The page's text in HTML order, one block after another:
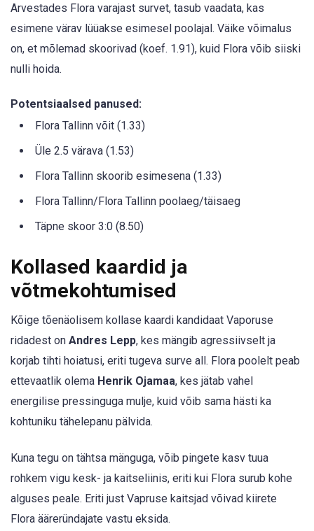
Arvestades Flora varajast survet, tasub vaadata, kas
esimene värav lüüakse esimesel poolajal. Väike võimalus
on, et mõlemad skoorivad (koef. 1.91), kuid Flora võib siiski
nulli hoida.
Potentsiaalsed panused:
Flora Tallinn võit (1.33)
Üle 2.5 värava (1.53)
Flora Tallinn skoorib esimesena (1.33)
Flora Tallinn/Flora Tallinn poolaeg/täisaeg
Täpne skoor 3:0 (8.50)
Kollased kaardid ja
võtmekohtumised
Kõige tõenäolisem kollase kaardi kandidaat Vaporuse
ridadest on Andres Lepp, kes mängib agressiivselt ja
korjab tihti hoiatusi, eriti tugeva surve all. Flora poolelt peab
ettevaatlik olema Henrik Ojamaa, kes jätab vahel
energilise pressinguga mulje, kuid võib sama hästi ka
kohtuniku tähelepanu pälvida.
Kuna tegu on tähtsa mänguga, võib pingete kasv tuua
rohkem vigu kesk- ja kaitseliinis, eriti kui Flora surub kohe
alguses peale. Eriti just Vapruse kaitsjad võivad kiirete
Flora ääreründajate vastu eksida.